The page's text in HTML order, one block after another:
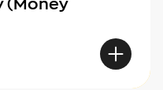
(Money